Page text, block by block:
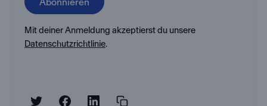
Mit deiner Anmeldung akzeptierst du unsere
Datenschutzrichtlinie.